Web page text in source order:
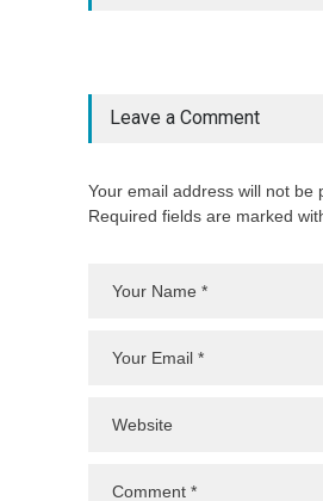
Leave a Comment
Your email address will not be
Required fields are marked